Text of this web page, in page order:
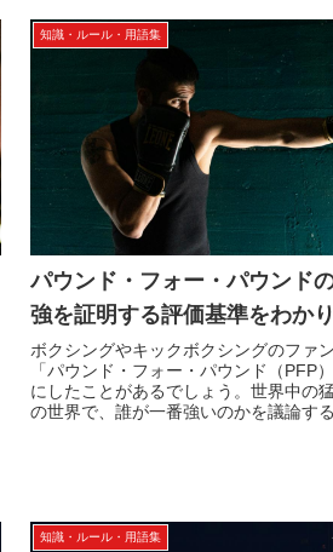
知識・ルール・用語集
パウンド・フォー・パウンド
強を証明する評価基準をわか
ボクシングやキックボクシングのファ
「パウンド・フォー・パウンド（PFP
にしたことがあるでしょう。世界中の
の世界で、誰が一番強いのかを議論す
知識・ルール・用語集